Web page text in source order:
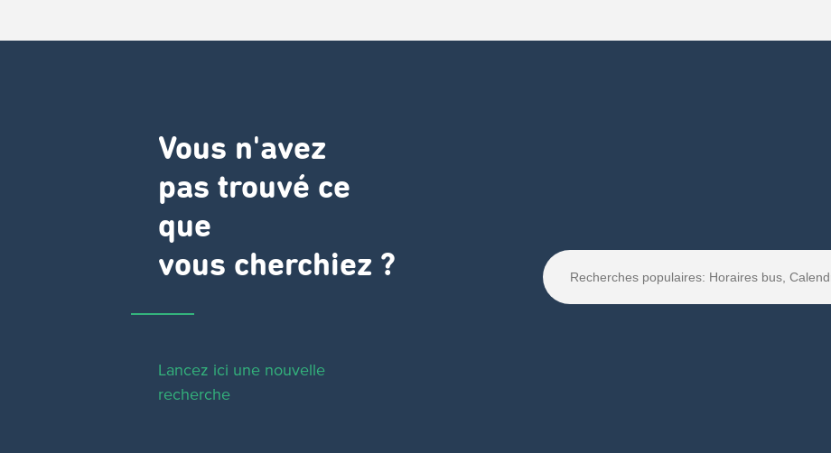
Vous n'avez
pas trouvé ce
que
vous cherchiez ?
Lancez ici une nouvelle
recherche